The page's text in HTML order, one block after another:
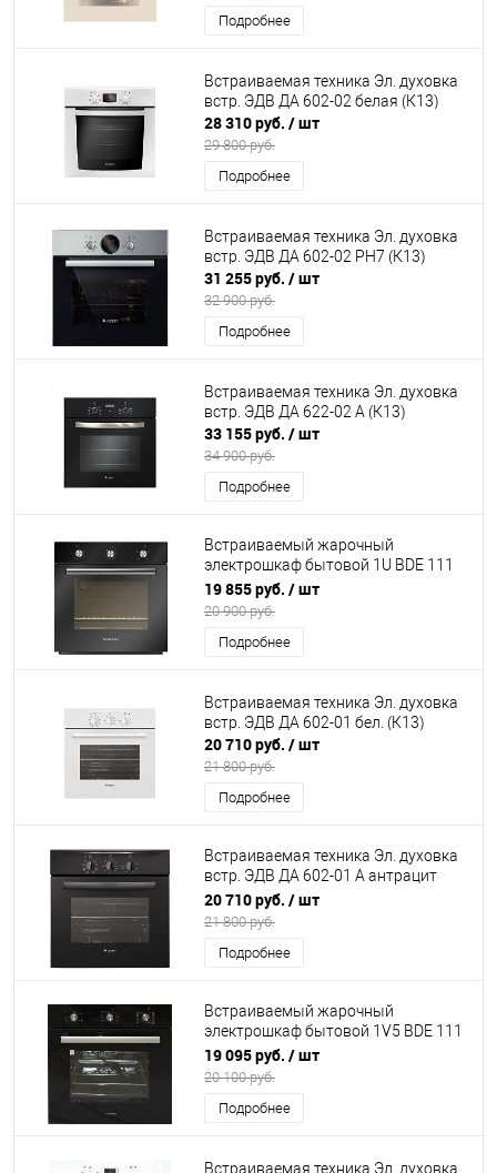
Подробнее
Встраиваемая техника Эл. духовка
встр. ЭДВ ДА 602-02 белая (К13)
28 310 руб. / шт
29 800 руб.
Подробнее
Встраиваемая техника Эл. духовка
встр. ЭДВ ДА 602-02 РН7 (К13)
31 255 руб. / шт
32 900 руб.
Подробнее
Встраиваемая техника Эл. духовка
встр. ЭДВ ДА 622-02 А (К13)
33 155 руб. / шт
34 900 руб.
Подробнее
Встраиваемый жарочный
электрошкаф бытовой 1U BDE 111
701 At DARINA (К15)
19 855 руб. / шт
20 900 руб.
Подробнее
Встраиваемая техника Эл. духовка
встр. ЭДВ ДА 602-01 бел. (К13)
20 710 руб. / шт
21 800 руб.
Подробнее
Встраиваемая техника Эл. духовка
встр. ЭДВ ДА 602-01 А антрацит
(К13)
20 710 руб. / шт
21 800 руб.
Подробнее
Встраиваемый жарочный
электрошкаф бытовой 1V5 BDE 111
705 B DARINA (К15)
19 095 руб. / шт
20 100 руб.
Подробнее
Встраиваемая техника Эл. духовка